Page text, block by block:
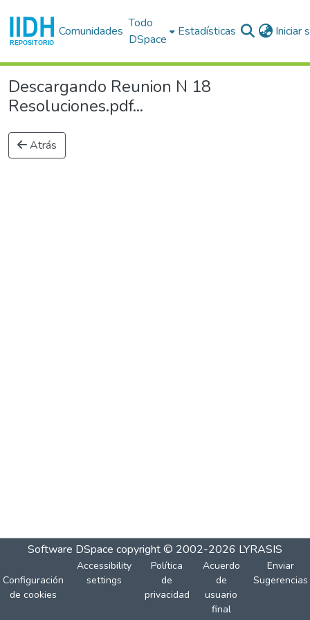
Comunidades
Todo
DSpace
Estadísticas Iniciar
Descargando Reunion N 18
Resoluciones.pdf...
Atrás
Software DSpace copyright © 2002-2026 LYRASIS
Configuración
de cookies
Accessibility
settings
Política
de
privacidad
Acuerdo
de
usuario
final
Enviar
Sugerencias